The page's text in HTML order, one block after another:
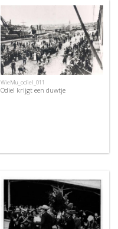
WieMu_odiel_011
Odiel krijgt een duwtje